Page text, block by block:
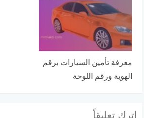
معرفة تأمين السيارات برقم
الهوية ورقم اللوحة
اترك تعليقاً